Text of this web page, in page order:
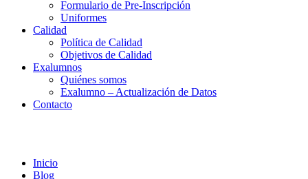
Formulario de Pre-Inscripción
Uniformes
Calidad
Política de Calidad
Objetivos de Calidad
Exalumnos
Quiénes somos
Exalumno – Actualización de Datos
Contacto
Inicio
Blog